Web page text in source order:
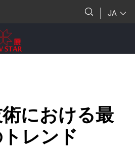
JA
における最
レンド